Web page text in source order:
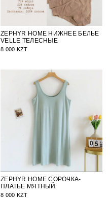
ZEPHYR HOME НИЖНЕЕ БЕЛЬЕ
VELLE ТЕЛЕСНЫЕ
8 000 KZT
ZEPHYR HOME СОРОЧКА-
ПЛАТЬЕ МЯТНЫЙ
8 000 KZT